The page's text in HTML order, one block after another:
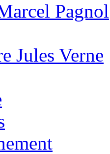
Pagnol
Jules Verne